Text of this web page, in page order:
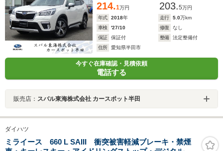
214.1万円 203.5万円
年式
2018年 走行 5.0万km
車検
'27/10 修復
なし
保証
保証付 整備
法定整備付
住所
愛知県半田市
今すぐ在庫確認・見積依頼
電話する
販売店： スバル東海株式会社 カースポット半田
ダイハツ
ミライース 660 L SAIII 衝突被害軽減ブレーキ・禁煙